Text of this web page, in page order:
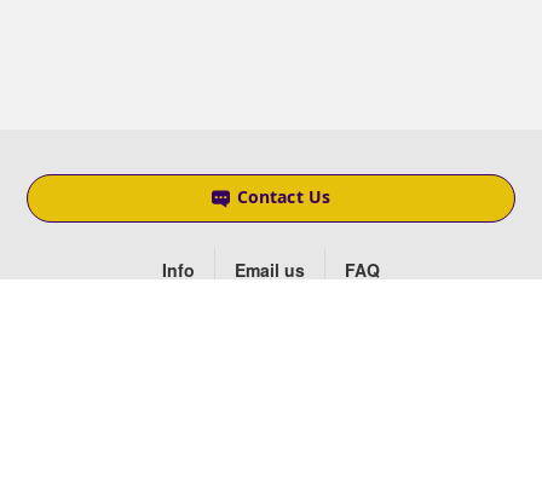
Info Email us FAQ
Contact Us